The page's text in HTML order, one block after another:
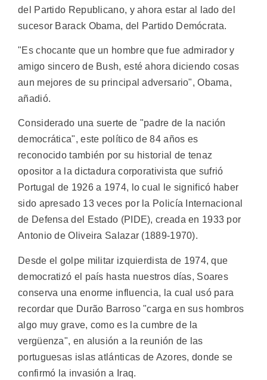
del Partido Republicano, y ahora estar al lado del
sucesor Barack Obama, del Partido Demócrata.
"Es chocante que un hombre que fue admirador y
amigo sincero de Bush, esté ahora diciendo cosas
aun mejores de su principal adversario", Obama,
añadió.
Considerado una suerte de "padre de la nación
democrática", este político de 84 años es
reconocido también por su historial de tenaz
opositor a la dictadura corporativista que sufrió
Portugal de 1926 a 1974, lo cual le significó haber
sido apresado 13 veces por la Policía Internacional
de Defensa del Estado (PIDE), creada en 1933 por
Antonio de Oliveira Salazar (1889-1970).
Desde el golpe militar izquierdista de 1974, que
democratizó el país hasta nuestros días, Soares
conserva una enorme influencia, la cual usó para
recordar que Durão Barroso "carga en sus hombros
algo muy grave, como es la cumbre de la
vergüenza", en alusión a la reunión de las
portuguesas islas atlánticas de Azores, donde se
confirmó la invasión a Iraq.